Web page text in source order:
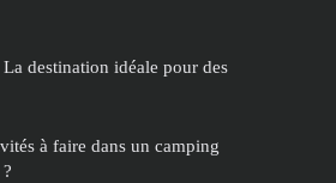
destination idéale pour des
à faire dans un camping